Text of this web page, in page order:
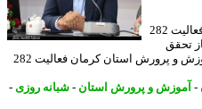
مدیرکل آموزش و پرورش استان کرمان فعالیت 282
عدالت آموزشی عنوان کرد - مدیرکل آموزش و پرورش استان کرمان فعالیت 282
و پرورش استان-شبانه روزی -